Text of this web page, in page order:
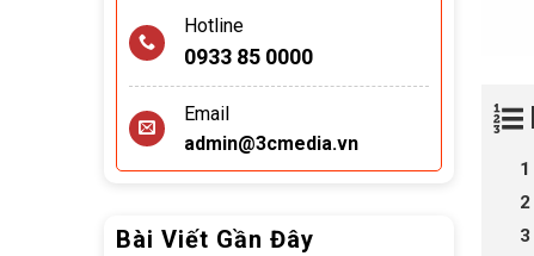
Hotline
0933 85 0000
Email
admin@3cmedia.vn
Bài Viết Gần Đây